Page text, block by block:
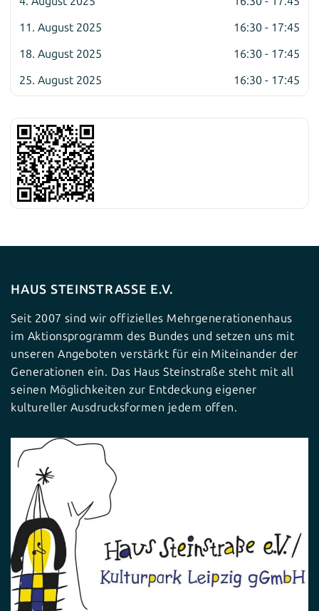
11. August 2025
16:30 - 17:45
18. August 2025
16:30 - 17:45
25. August 2025
16:30 - 17:45
HAUS STEINSTRASSE E.V.
Seit 2007 sind wir offizielles Mehrgenerationenhaus
im Aktionsprogramm des Bundes und setzen uns mit
unseren Angeboten verstärkt für ein Miteinander der
Generationen ein. Das Haus Steinstraße steht mit all
seinen Möglichkeiten zur Entdeckung eigener
kultureller Ausdrucksformen jedem offen.